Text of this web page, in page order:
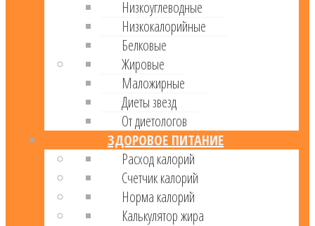
Низкоуглеводные
Низкокалорийные
Белковые
Жировые
Маложирные
Диеты звезд
От диетологов
ЗДОРОВОЕ ПИТАНИЕ
Расход калорий
Cчетчик калорий
Норма калорий
Калькулятор жира